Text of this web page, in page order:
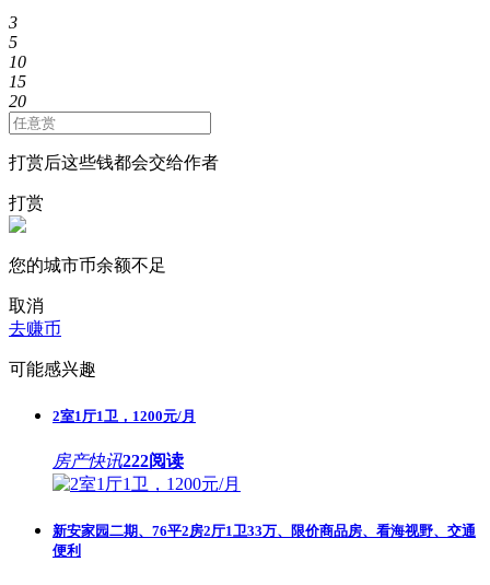
3
5
10
15
20
打赏后这些钱都会交给作者
打赏
您的城市币余额不足
取消
去赚币
可能感兴趣
2室1厅1卫，1200元/月
房产快讯222阅读
新安家园二期、76平2房2厅1卫33万、限价商品房、看海视野、交通
便利